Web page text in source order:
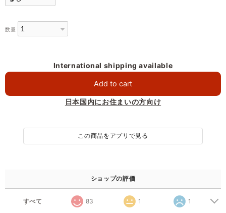
数量
International shipping available
Add to cart
日本国内にお住まいの方向け
この商品をアプリで見る
ショップの評価
すべて 83 1 1